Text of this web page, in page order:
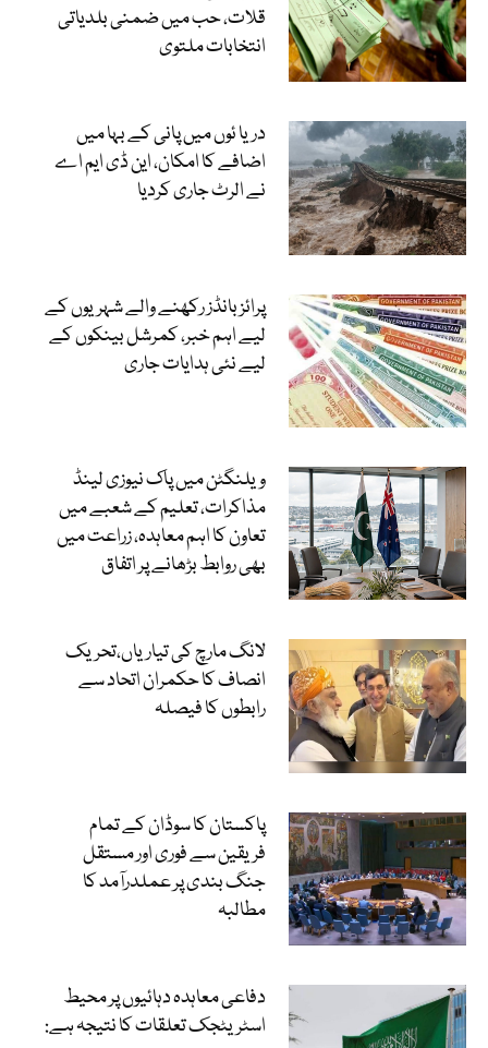
قلات، حب میں ضمنی بلدیاتی
انتخابات ملتوی
دریا ئوں میں پانی کے بہا میں
اضافے کا امکان، این ڈی ایم اے
نے الرٹ جاری کردیا
پرائز بانڈز رکھنے والے شہریوں کے
لیے اہم خبر، کمرشل بینکوں کے
لیے نئی ہدایات جاری
ویلنگٹن میں پاک نیوزی لینڈ
مذاکرات، تعلیم کے شعبے میں
تعاون کا اہم معاہدہ، زراعت میں
بھی روابط بڑھانے پر اتفاق
لانگ مارچ کی تیاریاں،تحریک
انصاف کا حکمران اتحاد سے
رابطوں کا فیصلہ
پاکستان کا سوڈان کے تمام
فریقین سے فوری اور مستقل
جنگ بندی پر عملدرآمد کا
مطالبہ
دفاعی معاہدہ دہائیوں پر محیط
اسٹریٹجک تعلقات کا نتیجہ ہے: